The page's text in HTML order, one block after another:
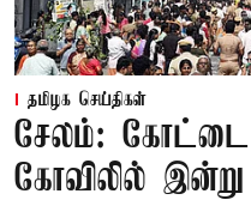
தமிழக செய்திகள்
சேலம்: கோட்டை
கோவிலில்